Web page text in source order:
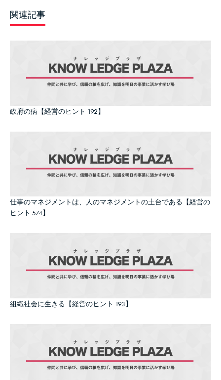
関連記事
政府の病【経営のヒント 192】
仕事のマネジメントは、人のマネジメントの土台である【経営の
ヒント 574】
組織社会に生きる【経営のヒント 193】